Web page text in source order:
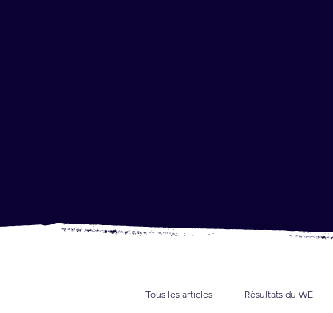
Tous les articles Résultats du WE